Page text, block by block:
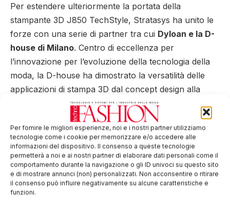
Per fornire le migliori esperienze, noi e i nostri partner utilizziamo
tecnologie come i cookie per memorizzare e/o accedere alle
informazioni del dispositivo. Il consenso a queste tecnologie
permetterà a noi e ai nostri partner di elaborare dati personali come il
comportamento durante la navigazione o gli ID univoci su questo sito
e di mostrare annunci (non) personalizzati. Non acconsentire o ritirare
il consenso può influire negativamente su alcune caratteristiche e
funzioni.
Per estendere ulteriormente la portata della
stampante 3D J850 TechStyle, Stratasys ha unito le
forze con una serie di partner tra cui Dyloan e la D-
house di Milano. Centro di eccellenza per
l’innovazione per l’evoluzione della tecnologia della
moda, la D-house ha dimostrato la versatilità delle
applicazioni di stampa 3D dal concept design alla
produzione utilizzando la tecnologia Stratasys
Versatilità, personalizzazione e
customizzazione
Stratasys offre agli stilisti e ai marchi della moda
la possibilità di diversificare le loro metodologie di